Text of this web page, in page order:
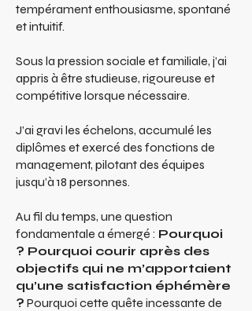
tempérament enthousiasme, spontané
et intuitif.
Sous la pression sociale et familiale, j’ai
appris à être studieuse, rigoureuse et
compétitive lorsque nécessaire.
J’ai gravi les échelons, accumulé les
diplômes et exercé des fonctions de
management, pilotant des équipes
jusqu’à 18 personnes.
Au fil du temps, une question
fondamentale a émergé : Pourquoi
? Pourquoi courir après des
objectifs qui ne m’apportaient
qu’une satisfaction éphémère
? Pourquoi cette quête incessante de